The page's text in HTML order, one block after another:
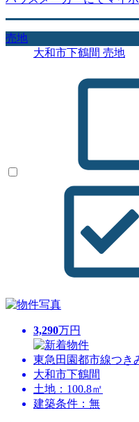
売地
大和市下鶴間 売地
3,290万円
東急田園都市線つ
大和市下鶴間
土地：100.8㎡
建築条件：無